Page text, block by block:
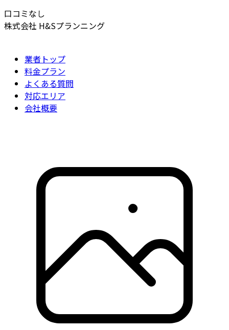
口コミなし
株式会社 H&Sプランニング
業者トップ
料金プラン
よくある質問
対応エリア
会社概要